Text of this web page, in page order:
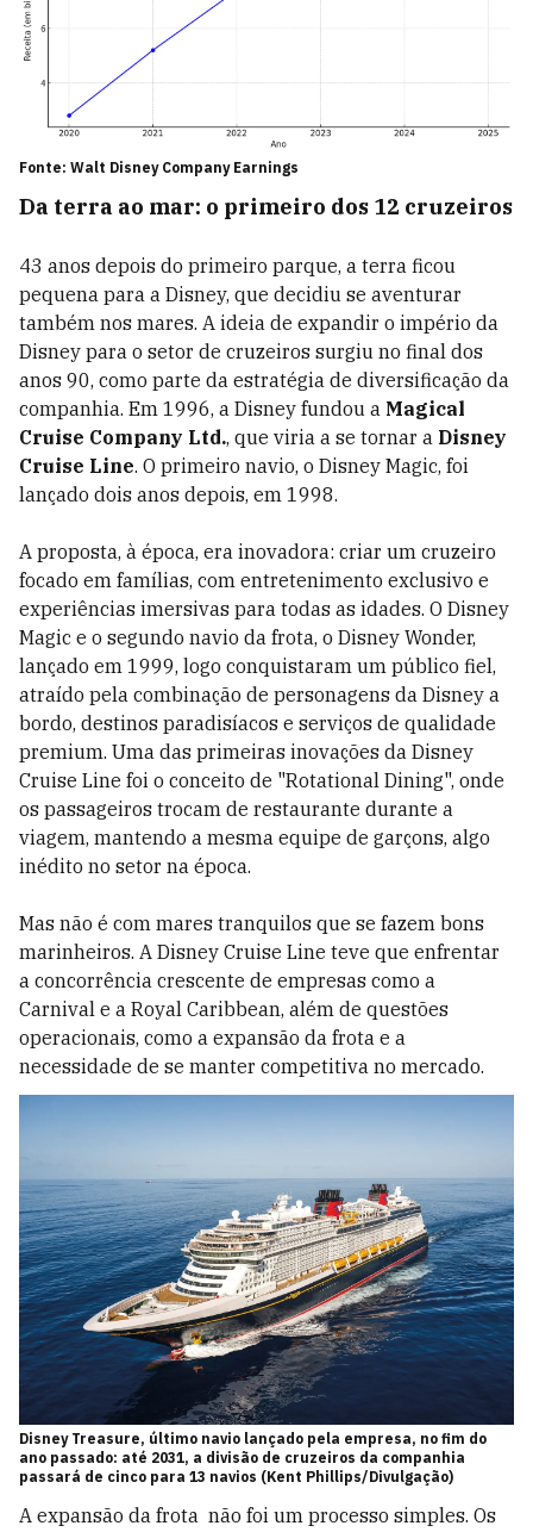
Fonte: Walt Disney Company Earnings
Da terra ao mar: o primeiro dos 12 cruzeiros
43 anos depois do primeiro parque, a terra ficou
pequena para a Disney, que decidiu se aventurar
também nos mares. A ideia de expandir o império da
Disney para o setor de cruzeiros surgiu no final dos
anos 90, como parte da estratégia de diversificação da
companhia. Em 1996, a Disney fundou a Magical
Cruise Company Ltd., que viria a se tornar a Disney
Cruise Line. O primeiro navio, o Disney Magic, foi
lançado dois anos depois, em 1998.
A proposta, à época, era inovadora: criar um cruzeiro
focado em famílias, com entretenimento exclusivo e
experiências imersivas para todas as idades. O Disney
Magic e o segundo navio da frota, o Disney Wonder,
lançado em 1999, logo conquistaram um público fiel,
atraído pela combinação de personagens da Disney a
bordo, destinos paradisíacos e serviços de qualidade
premium. Uma das primeiras inovações da Disney
Cruise Line foi o conceito de "Rotational Dining", onde
os passageiros trocam de restaurante durante a
viagem, mantendo a mesma equipe de garçons, algo
inédito no setor na época.
Mas não é com mares tranquilos que se fazem bons
marinheiros. A Disney Cruise Line teve que enfrentar
a concorrência crescente de empresas como a
Carnival e a Royal Caribbean, além de questões
operacionais, como a expansão da frota e a
necessidade de se manter competitiva no mercado.
Disney Treasure, último navio lançado pela empresa, no fim do
ano passado: até 2031, a divisão de cruzeiros da companhia
passará de cinco para 13 navios (Kent Phillips/Divulgação)
A expansão da frota não foi um processo simples. Os